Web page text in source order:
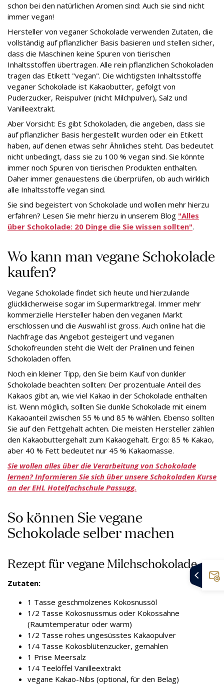
schon bei den natürlichen Aromen sind: Auch sie sind nicht
immer vegan!
Hersteller von veganer Schokolade verwenden Zutaten, die
vollständig auf pflanzlicher Basis basieren und stellen sicher,
dass die Maschinen keine Spuren von tierischen
Inhaltsstoffen übertragen. Alle rein pflanzlichen Schokoladen
tragen das Etikett "vegan". Die wichtigsten Inhaltsstoffe
veganer Schokolade ist Kakaobutter, gefolgt von
Puderzucker, Reispulver (nicht Milchpulver), Salz und
Vanilleextrakt.
Aber Vorsicht: Es gibt Schokoladen, die angeben, dass sie
auf pflanzlicher Basis hergestellt wurden oder ein Etikett
haben, auf denen etwas sehr Ähnliches steht. Das bedeutet
nicht unbedingt, dass sie zu 100 % vegan sind. Sie könnte
immer noch Spuren von tierischen Produkten enthalten.
Daher immer genauestens die überprüfen, ob auch wirklich
alle Inhaltsstoffe vegan sind.
Sie sind begeistert von Schokolade und wollen mehr hierzu
erfahren? Lesen Sie mehr hierzu in unserem Blog "Alles
über Schokolade: 20 Dinge die Sie wissen sollten".
Wo kann man vegane Schokolade
kaufen?
Vegane Schokolade findet sich heute und hierzulande
glücklicherweise sogar im Supermarktregal. Immer mehr
kommerzielle Hersteller haben den veganen Markt
erschlossen und die Auswahl ist gross. Auch online hat die
Nachfrage das Angebot gesteigert und veganen
Schokofreunden steht die Welt der Pralinen und feinen
Schokoladen offen.
Noch ein kleiner Tipp, den Sie beim Kauf von dunkler
Schokolade beachten sollten: Der prozentuale Anteil des
Kakaos gibt an, wie viel Kakao in der Schokolade enthalten
ist. Wenn möglich, sollten Sie dunkle Schokolade mit einem
Kakaoanteil zwischen 55 % und 85 % wählen. Ebenso sollten
Sie auf den Fettgehalt achten. Die meisten Hersteller zählen
den Kakaobuttergehalt zum Kakaogehalt. Ergo: 85 % Kakao,
aber 40 % Fett bedeutet nur 45 % Kakaomasse.
Sie wollen alles über die Verarbeitung von Schokolade
lernen? Informieren Sie sich über unsere Schokoladen Kurse
an der EHL Hotelfachschule Passugg.
So können Sie vegane
Schokolade selber machen
Rezept für vegane Milchschokolade
Zutaten:
1 Tasse geschmolzenes Kokosnussöl
1/2 Tasse Kokosnussmus oder Kokossahne
(Raumtemperatur oder warm)
1/2 Tasse rohes ungesüsstes Kakaopulver
1/4 Tasse Kokosblütenzucker, gemahlen
1 Prise Meersalz
1/4 Teelöffel Vanilleextrakt
vegane Kakao-Nibs (optional, für den Belag)